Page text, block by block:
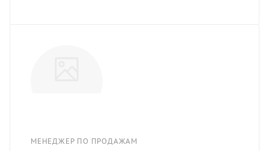
МЕНЕДЖЕР ПО ПРОДАЖАМ